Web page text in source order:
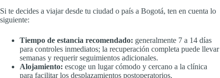
Si te decides a viajar desde tu ciudad o país a Bogotá, ten en cuenta lo
siguiente:
Tiempo de estancia recomendado: generalmente 7 a 14 días
para controles inmediatos; la recuperación completa puede llevar
semanas y requerir seguimientos adicionales.
Alojamiento: escoge un lugar cómodo y cercano a la clínica
para facilitar los desplazamientos postoperatorios.